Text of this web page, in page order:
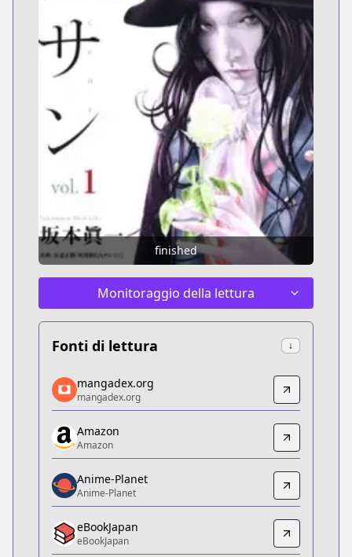
finished
Monitoraggio della lettura
Fonti di lettura ↓
mangadex.org
mangadex.org
https://mangadex.org/title/fa85b2aa-370c-41c5-
Amazon
Amazon
https://www.amazon.co.jp/dp/B075712LX3
Anime-Planet
Anime-Planet
https://www.anime-planet.com/manga/innocent
eBookJapan
mangadex.org
mangadex.org
Amazon
Amazon
Anime-Planet
Anime-Planet
eBookJapan
eBookJapan